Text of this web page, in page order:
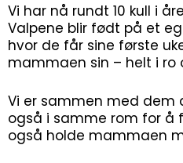
Vi har nå rundt 10 kull i
Valpene blir født på et
hvor de får sine første
mammaen sin – helt i ro
Vi er sammen med dem
også i samme rom for å
også holde mammaen